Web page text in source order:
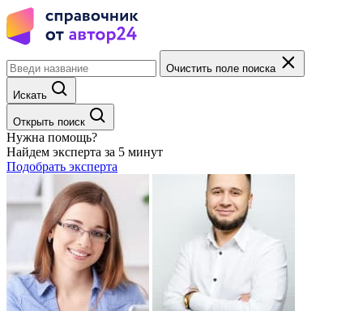
Очистить поле поиска
Искать
Открыть поиск
Нужна помощь?
Найдем эксперта за 5 минут
Подобрать эксперта